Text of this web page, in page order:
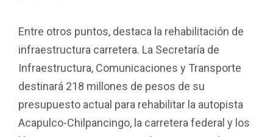
Entre otros puntos, destaca la rehabilitación de
infraestructura carretera. La Secretaría de
Infraestructura, Comunicaciones y Transporte
destinará 218 millones de pesos de su
presupuesto actual para rehabilitar la autopista
Acapulco-Chilpancingo, la carretera federal y los